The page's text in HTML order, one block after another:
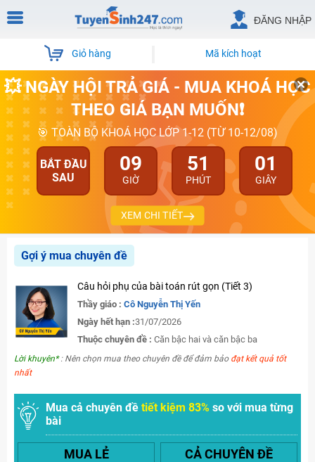
ĐĂNG NHẬP
Giỏ hàng Mã kích hoạt
💥 NGÀY HỘI TRẢ GIÁ - MUA KHOÁ HỌC
THEO GIÁ BẠN MUỐN❗
🎯 TOÀN BỘ KHOÁ HỌC LỚP 1-12 (TỪ 10-12/08)
BẮT ĐẦU
SAU
09
GIỜ
51
PHÚT
00
GIÂY
XEM CHI TIẾT
Gợi ý mua chuyên đề
Câu hỏi phụ của bài toán rút gọn (Tiết 3)
Thầy giáo : Cô Nguyễn Thị Yến
Ngày hết hạn :31/07/2026
Thuộc chuyên đề : Căn bậc hai và căn bậc ba
Lời khuyên*: Nên chọn mua theo chuyên đề để đảm bảo đạt kết quả tốt
nhất
Mua cả chuyên đề tiết kiệm 83% so với mua từng
bài
MUA LẺ CẢ CHUYÊN ĐỀ